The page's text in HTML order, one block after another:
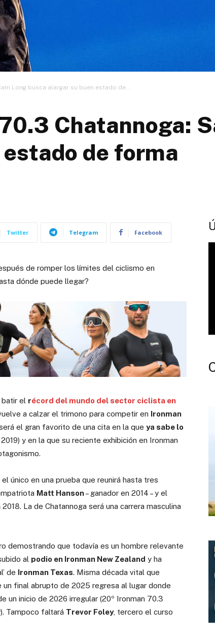
Long busca alargar su buen estado de...
Chatannoga:
de forma
Twitter Telegram Facebook
de romper los límites del ciclismo en
dónde puede llegar?
batir el récord del mundo del sector ciclista en
a calzar el trimono para competir en Ironman
el gran favorito de una cita en la que ya sabe lo
y en la que su reciente exhibición en Ironman
único en una prueba que reunirá hasta tres
Matt Hanson– ganador en 2014 – y el
2018. La de Chatannoga será una carrera masculina
demostrando que todavía es un hombre relevante
al podio en Ironman New Zealand y ha
de Ironman Texas. Misma década vital que
un final abrupto de 2025 regresa al lugar donde
un inicio de 2026 irregular (20º Ironman 70.3
Tampoco faltará Trevor Foley, tercero el curso